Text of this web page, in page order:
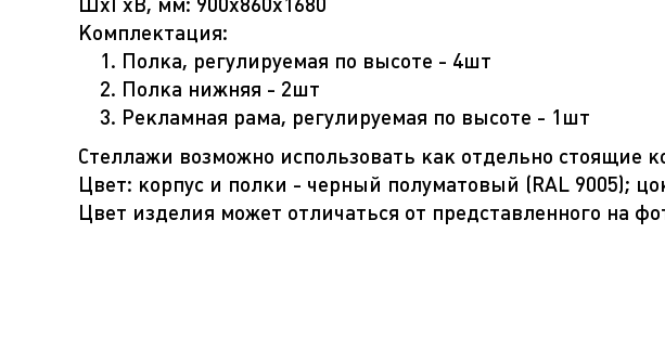
Комплектация:
Полка, регулируемая по высоте - 4шт
Полка нижняя - 2шт
Рекламная рама, регулируемая по высоте - 1шт
Стеллажи возможно использовать как отдельно стоящие
Цвет: корпус и полки - черный полуматовый (RAL 9005);
Цвет изделия может отличаться от представленного на